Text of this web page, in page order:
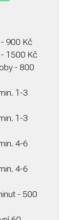
900 Kč
1500 Kč
- 800
1-3
1-3
4-6
4-6
- 500